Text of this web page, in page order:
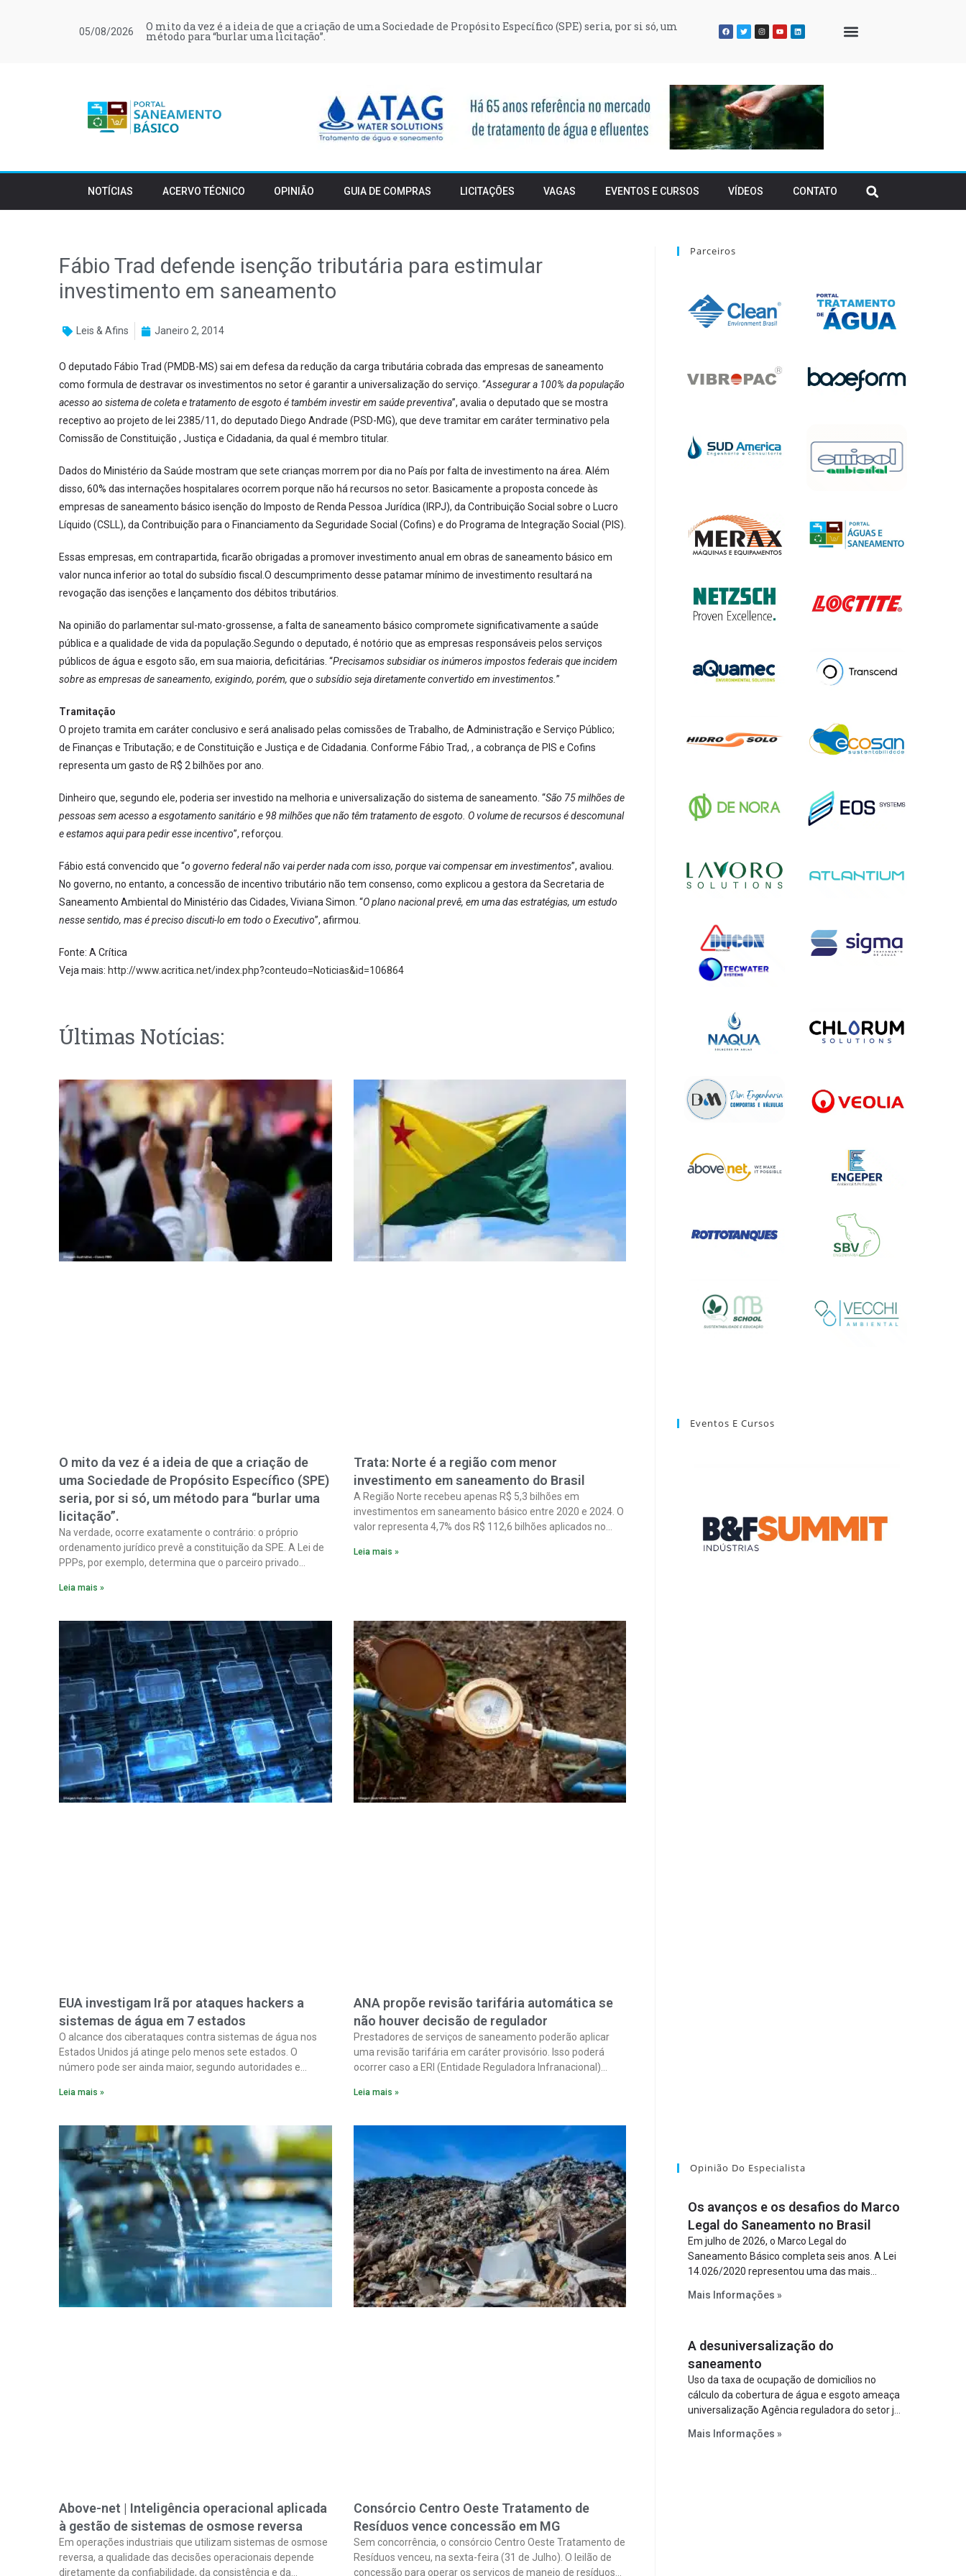
05/08/2026 O mito da vez é a ideia de que a criação de uma Sociedade de Propósito Específico (SPE) seria, por si só, um
método para “burlar uma licitação”.
NOTÍCIAS ACERVO TÉCNICO OPINIÃO GUIA DE COMPRAS LICITAÇÕES VAGAS EVENTOS E CURSOS VÍDEOS CONTATO
Fábio Trad defende isenção tributária para estimular
investimento em saneamento
Leis & Afins Janeiro 2, 2014
O deputado Fábio Trad (PMDB-MS) sai em defesa da redução da carga tributária cobrada das empresas de saneamento
como formula de destravar os investimentos no setor é garantir a universalização do serviço. “Assegurar a 100% da população
acesso ao sistema de coleta e tratamento de esgoto é também investir em saúde preventiva”, avalia o deputado que se mostra
receptivo ao projeto de lei 2385/11, do deputado Diego Andrade (PSD-MG), que deve tramitar em caráter terminativo pela
Comissão de Constituição , Justiça e Cidadania, da qual é membro titular.
Dados do Ministério da Saúde mostram que sete crianças morrem por dia no País por falta de investimento na área. Além
disso, 60% das internações hospitalares ocorrem porque não há recursos no setor. Basicamente a proposta concede às
empresas de saneamento básico isenção do Imposto de Renda Pessoa Jurídica (IRPJ), da Contribuição Social sobre o Lucro
Líquido (CSLL), da Contribuição para o Financiamento da Seguridade Social (Cofins) e do Programa de Integração Social (PIS).
Essas empresas, em contrapartida, ficarão obrigadas a promover investimento anual em obras de saneamento básico em
valor nunca inferior ao total do subsídio fiscal.O descumprimento desse patamar mínimo de investimento resultará na
revogação das isenções e lançamento dos débitos tributários.
Na opinião do parlamentar sul-mato-grossense, a falta de saneamento básico compromete significativamente a saúde
pública e a qualidade de vida da população.Segundo o deputado, é notório que as empresas responsáveis pelos serviços
públicos de água e esgoto são, em sua maioria, deficitárias. “Precisamos subsidiar os inúmeros impostos federais que incidem
sobre as empresas de saneamento, exigindo, porém, que o subsídio seja diretamente convertido em investimentos. ”
Tramitação
O projeto tramita em caráter conclusivo e será analisado pelas comissões de Trabalho, de Administração e Serviço Público;
de Finanças e Tributação; e de Constituição e Justiça e de Cidadania. Conforme Fábio Trad, , a cobrança de PIS e Cofins
representa um gasto de R$ 2 bilhões por ano.
Dinheiro que, segundo ele, poderia ser investido na melhoria e universalização do sistema de saneamento. “São 75 milhões de
pessoas sem acesso a esgotamento sanitário e 98 milhões que não têm tratamento de esgoto. O volume de recursos é descomunal
e estamos aqui para pedir esse incentivo”, reforçou.
Fábio está convencido que “o governo federal não vai perder nada com isso, porque vai compensar em investimentos”, avaliou.
No governo, no entanto, a concessão de incentivo tributário não tem consenso, como explicou a gestora da Secretaria de
Saneamento Ambiental do Ministério das Cidades, Viviana Simon. “O plano nacional prevê, em uma das estratégias, um estudo
nesse sentido, mas é preciso discuti-lo em todo o Executivo”, afirmou.
Fonte: A Crítica
Veja mais: http://www.acritica.net/index.php?conteudo=Noticias&id=106864
Últimas Notícias:
O mito da vez é a ideia de que a criação de
uma Sociedade de Propósito Específico (SPE)
seria, por si só, um método para “burlar uma
licitação”.
Na verdade, ocorre exatamente o contrário: o próprio
ordenamento jurídico prevê a constituição da SPE. A Lei de
PPPs, por exemplo, determina que o parceiro privado
empreendimento. Ou seja, a suposta “fraude à licitação” é
figura é facultativa e sujeita a uma escolha racional de
projeto a projeto.
Leia mais »
Trata: Norte é a região com menor
investimento em saneamento do Brasil
A Região Norte recebeu apenas R$ 5,3 bilhões em
investimentos em saneamento básico entre 2020 e 2024. O
valor representa 4,7% dos R$ 112,6 bilhões aplicados no
Trata Brasil em parceria com a GO Associados.
Leia mais »
EUA investigam Irã por ataques hackers a
sistemas de água em 7 estados
O alcance dos ciberataques contra sistemas de água nos
Estados Unidos já atinge pelo menos sete estados. O
número pode ser ainda maior, segundo autoridades e
para proteger o abastecimento de água do país contra uma
Leia mais »
ANA propõe revisão tarifária automática se
não houver decisão de regulador
Prestadores de serviços de saneamento poderão aplicar
uma revisão tarifária em caráter provisório. Isso poderá
ocorrer caso a ERI (Entidade Reguladora Infranacional)
de reequilíbrio econômico-financeiro decorrente de
Leia mais »
Above-net | Inteligência operacional aplicada
à gestão de sistemas de osmose reversa
Em operações industriais que utilizam sistemas de osmose
reversa, a qualidade das decisões operacionais depende
diretamente da confiabilidade, da consistência e da
Consórcio Centro Oeste Tratamento de
Resíduos vence concessão em MG
Sem concorrência, o consórcio Centro Oeste Tratamento de
Resíduos venceu, na sexta-feira (31 de Julho). O leilão de
concessão para operar os serviços de manejo de resíduos
Parceiros
Eventos E Cursos
Opinião Do Especialista
Os avanços e os desafios do Marco
Legal do Saneamento no Brasil
Em julho de 2026, o Marco Legal do
Saneamento Básico completa seis anos. A Lei
14.026/2020 representou uma das mais
estabelecer metas claras para a
papel regulador da Agência Nacional de Águas
e Saneamento Básico (ANA) e criar
mecanismos voltados à segurança jurídica dos
contratos.
Mais Informações »
A desuniversalização do
saneamento
Uso da taxa de ocupação de domicílios no
cálculo da cobertura de água e esgoto ameaça
universalização Agência reguladora do setor já
de variável demográfica.
Mais Informações »